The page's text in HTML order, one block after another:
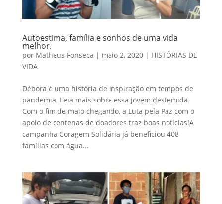
Autoestima, família e sonhos de uma vida
melhor.
por Matheus Fonseca | maio 2, 2020| HISTÓRIAS DE
VIDA
Débora é uma história de inspiração em tempos de
pandemia. Leia mais sobre essa jovem destemida.
Com o fim de maio chegando, a Luta pela Paz com o
apoio de centenas de doadores traz boas notícias!A
campanha Coragem Solidária já beneficiou 408
famílias com água...